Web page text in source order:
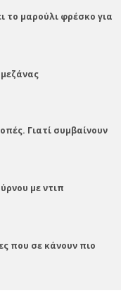
το μαρούλι φρέσκο για
Γιατί συμβαίνουν
με ντιπ
που σε κάνουν πιο